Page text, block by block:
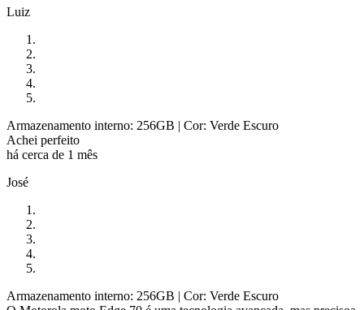
Luiz
Armazenamento interno: 256GB | Cor: Verde Escuro
Achei perfeito
há cerca de 1 mês
José
Armazenamento interno: 256GB | Cor: Verde Escuro